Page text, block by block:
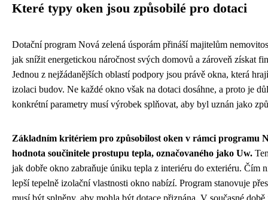
Které typy oken jsou způsobilé pro dotaci
Dotační program Nová zelená úsporám přináší majitelům
jak snížit energetickou náročnost svých domovů a zároveň získat
Jednou z nejžádanějších oblastí podpory jsou právě okna, která
izolaci budov. Ne každé okno však na dotaci dosáhne, a proto je
konkrétní parametry musí výrobek splňovat, aby byl uznán jako
Základním kritériem pro způsobilost oken v rámci programu
hodnota součinitele prostupu tepla, označovaného jako Uw.
jak dobře okno zabraňuje úniku tepla z interiéru do exteriéru. Čím
lepší tepelně izolační vlastnosti okno nabízí. Program stanovuje
musí být splněny, aby mohla být dotace přiznána. V současné